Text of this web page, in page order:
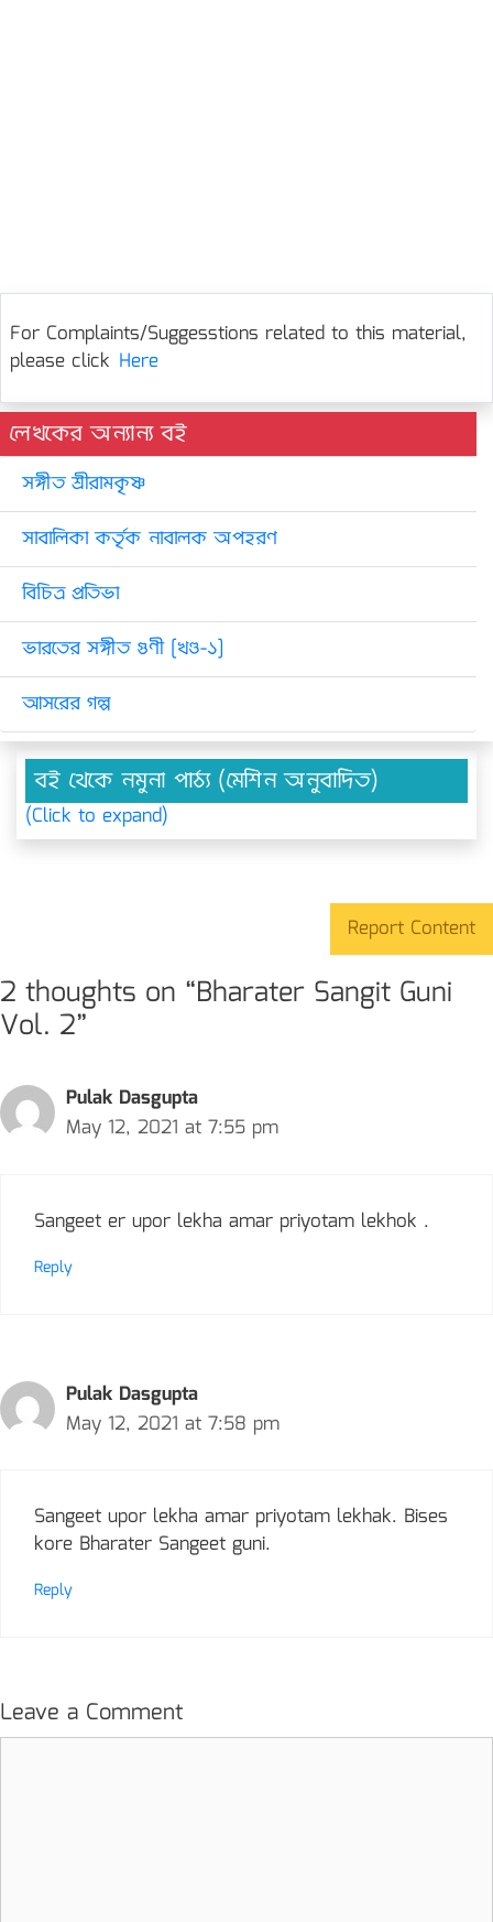
For Complaints/Suggesstions related to this material,
please click Here
লেখকের অন্যান্য বই
সঙ্গীত শ্রীরামকৃষ্ণ
সাবালিকা কর্তৃক নাবালক অপহরণ
বিচিত্র প্রতিভা
ভারতের সঙ্গীত গুণী [খণ্ড-১]
আসরের গল্প
বই থেকে নমুনা পাঠ্য (মেশিন অনুবাদিত)
(Click to expand)
Report Content
2 thoughts on “Bharater Sangit Guni
Vol. 2”
Pulak Dasgupta
May 12, 2021 at 7:55 pm
Sangeet er upor lekha amar priyotam lekhok .
Reply
Pulak Dasgupta
May 12, 2021 at 7:58 pm
Sangeet upor lekha amar priyotam lekhak. Bises
kore Bharater Sangeet guni.
Reply
Leave a Comment